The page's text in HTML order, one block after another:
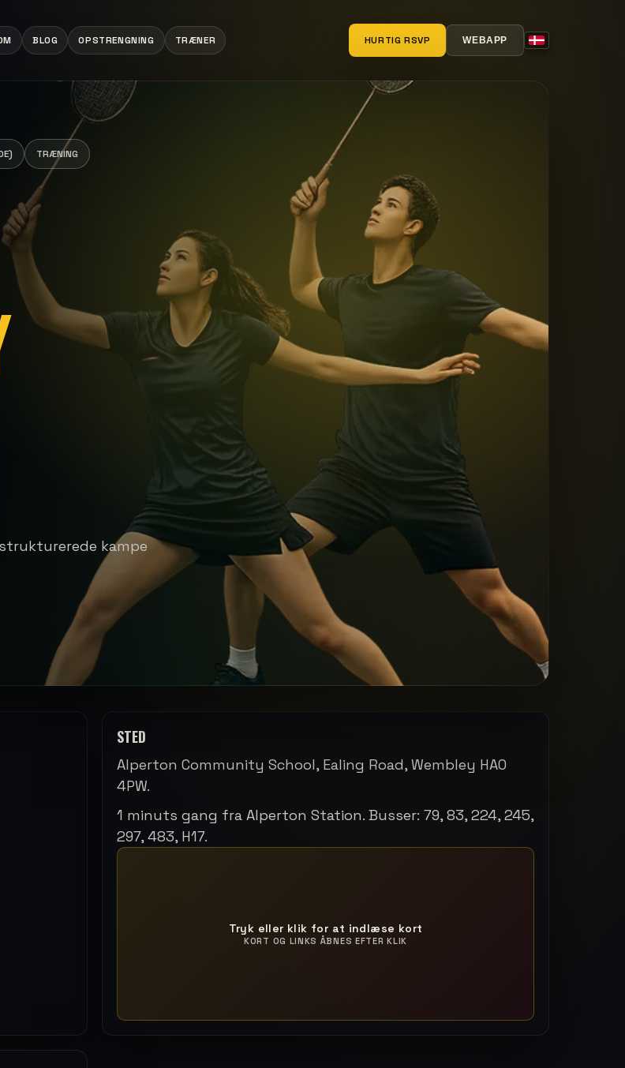
BLOG OPSTRENGNING TRÆNER HURTIG RSVP WEBAPP
TRÆNING
kampe
STED
Alperton Community School, Ealing Road, Wembley HA0
4PW.
1 minuts gang fra Alperton Station. Busser: 79, 83, 224, 245,
297, 483, H17.
Tryk eller klik for at indlæse kort
KORT OG LINKS ÅBNES EFTER KLIK